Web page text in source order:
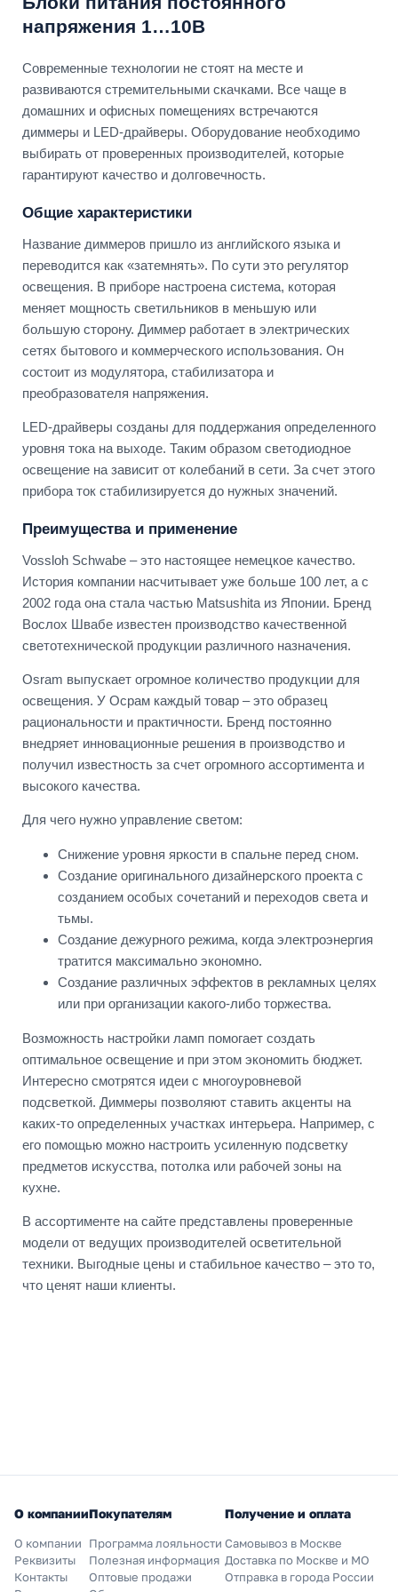
напряжения 1…10В
Современные технологии не стоят на месте и
развиваются стремительными скачками. Все чаще в
домашних и офисных помещениях встречаются
диммеры и LED-драйверы. Оборудование необходимо
выбирать от проверенных производителей, которые
гарантируют качество и долговечность.
Общие характеристики
Название диммеров пришло из английского языка и
переводится как «затемнять». По сути это регулятор
освещения. В приборе настроена система, которая
меняет мощность светильников в меньшую или
большую сторону. Диммер работает в электрических
сетях бытового и коммерческого использования. Он
состоит из модулятора, стабилизатора и
преобразователя напряжения.
LED-драйверы созданы для поддержания определенного
уровня тока на выходе. Таким образом светодиодное
освещение на зависит от колебаний в сети. За счет этого
прибора ток стабилизируется до нужных значений.
Преимущества и применение
Vossloh Schwabe – это настоящее немецкое качество.
История компании насчитывает уже больше 100 лет, а с
2002 года она стала частью Matsushita из Японии. Бренд
Вослох Швабе известен производство качественной
светотехнической продукции различного назначения.
Osram выпускает огромное количество продукции для
освещения. У Осрам каждый товар – это образец
рациональности и практичности. Бренд постоянно
внедряет инновационные решения в производство и
получил известность за счет огромного ассортимента и
высокого качества.
Для чего нужно управление светом:
Снижение уровня яркости в спальне перед сном.
Создание оригинального дизайнерского проекта с
созданием особых сочетаний и переходов света и
тьмы.
Создание дежурного режима, когда электроэнергия
тратится максимально экономно.
Создание различных эффектов в рекламных целях
или при организации какого-либо торжества.
Возможность настройки ламп помогает создать
оптимальное освещение и при этом экономить бюджет.
Интересно смотрятся идеи с многоуровневой
подсветкой. Диммеры позволяют ставить акценты на
каких-то определенных участках интерьера. Например, с
его помощью можно настроить усиленную подсветку
предметов искусства, потолка или рабочей зоны на
кухне.
В ассортименте на сайте представлены проверенные
модели от ведущих производителей осветительной
техники. Выгодные цены и стабильное качество – это то,
что ценят наши клиенты.
О компании
О компании
Реквизиты
Контакты
Покупателям
Программа лояльности
Полезная информация
Оптовые продажи
Получение и оплата
Самовывоз в Москве
Доставка по Москве и МО
Отправка в города России